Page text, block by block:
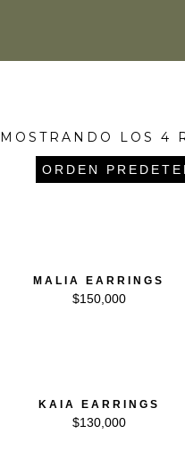
MOSTRANDO LOS 4
MALIA EARRINGS
$150,000
KAIA EARRINGS
$130,000